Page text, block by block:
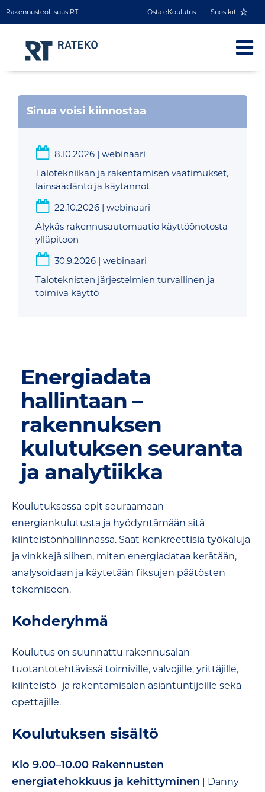
Rakennusteollisuus RT Osta eKoulutus Suosikit
Energiadata
hallintaan –
rakennuksen
kulutuksen seuranta
ja analytiikka
Koulutuksessa opit seuraamaan
energiankulutusta ja hyödyntämään sitä
kiinteistönhallinnassa. Saat konkreettisia työkaluja
ja vinkkejä siihen, miten energiadataa kerätään,
analysoidaan ja käytetään fiksujen päätösten
tekemiseen.
Kohderyhmä
Koulutus on suunnattu rakennusalan
tuotantotehtävissä toimiville, valvojille, yrittäjille,
kiinteistö- ja rakentamisalan asiantuntijoille sekä
opettajille.
Koulutuksen sisältö
Klo 9.00–10.00 Rakennusten
energiatehokkuus ja kehittyminen | Danny
Sinua voisi kiinnostaa
8.10.2026| webinaari
Talotekniikan ja rakentamisen vaatimukset,
lainsäädäntö ja käytännöt
22.10.2026| webinaari
Älykäs rakennusautomaatio käyttöönotosta
ylläpitoon
30.9.2026| webinaari
Taloteknisten järjestelmien turvallinen ja
toimiva käyttö